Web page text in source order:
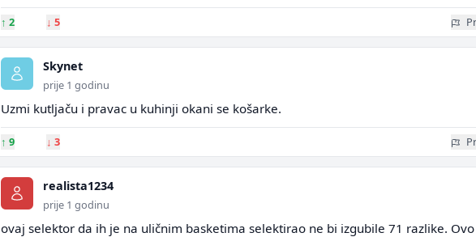
↑ 2 ↓ 5
Skynet
prije 1 godinu
Uzmi kutljaču i pravac u kuhinji okani se košarke.
↑ 9 ↓ 3
realista1234
prije 1 godinu
ovaj selektor da ih je na uličnim basketima selektirao ne bi izgubile 71 razlike.